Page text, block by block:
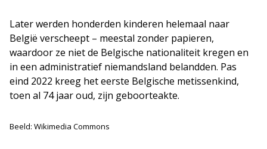
Later werden honderden kinderen helemaal naar
België verscheept – meestal zonder papieren,
waardoor ze niet de Belgische nationaliteit kregen en
in een administratief niemandsland belandden. Pas
eind 2022 kreeg het eerste Belgische metissenkind,
toen al 74 jaar oud, zijn geboorteakte.
Beeld: Wikimedia Commons